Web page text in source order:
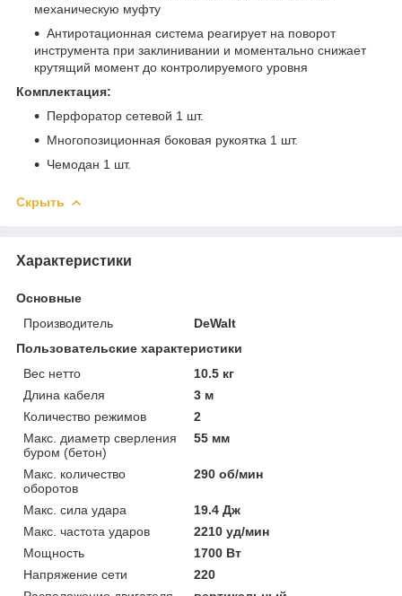
механическую муфту
Антиротационная система реагирует на поворот
инструмента при заклинивании и моментально снижает
крутящий момент до контролируемого уровня
Комплектация:
Перфоратор сетевой 1 шт.
Многопозиционная боковая рукоятка 1 шт.
Чемодан 1 шт.
Скрыть
Характеристики
Основные
Производитель
DeWalt
Пользовательские характеристики
Вес нетто
10.5 кг
Длина кабеля
3 м
Количество режимов
2
Макс. диаметр сверления
буром (бетон)
55 мм
Макс. количество
оборотов
290 об/мин
Макс. сила удара
19.4 Дж
Макс. частота ударов
2210 уд/мин
Мощность
1700 Вт
Напряжение сети
220